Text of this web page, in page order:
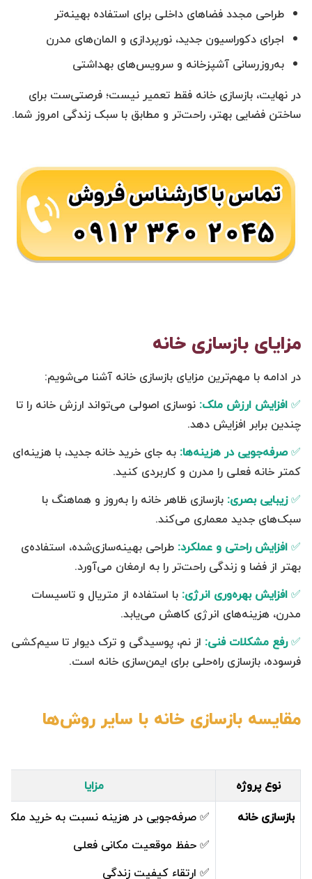
طراحی مجدد فضاهای داخلی برای استفاده بهینه‌تر
اجرای دکوراسیون جدید، نورپردازی و المان‌های مدرن
به‌روزرسانی آشپزخانه و سرویس‌های بهداشتی
در نهایت، بازسازی خانه فقط تعمیر نیست؛ فرصتی‌ست برای
ساختن فضایی بهتر، راحت‌تر و مطابق با سبک زندگی امروز شما.
مزایای بازسازی خانه
در ادامه با مهم‌ترین مزایای بازسازی خانه آشنا می‌شویم:
✅افزایش ارزش ملک: نوسازی اصولی می‌تواند ارزش خانه را تا
چندین برابر افزایش دهد.
✅صرفه‌جویی در هزینه‌ها: به جای خرید خانه جدید، با هزینه‌ای
کمتر خانه فعلی را مدرن و کاربردی کنید.
✅زیبایی بصری: بازسازی ظاهر خانه را به‌روز و هماهنگ با
سبک‌های جدید معماری می‌کند.
✅افزایش راحتی و عملکرد: طراحی بهینه‌سازی‌شده، استفاده‌ی
بهتر از فضا و زندگی راحت‌تر را به ارمغان می‌آورد.
✅افزایش بهره‌وری انرژی: با استفاده از متریال و تاسیسات
مدرن، هزینه‌های انرژی کاهش می‌یابد.
✅رفع مشکلات فنی: از نم، پوسیدگی و ترک دیوار تا سیم‌کشی
فرسوده، بازسازی راه‌حلی برای ایمن‌سازی خانه است.
مقایسه بازسازی خانه با سایر روش‌ها
نوع پروژه
مزایا
بازسازی خانه
✅ صرفه‌جویی در هزینه نسبت به خرید ملک
✅ حفظ موقعیت مکانی فعلی
✅ ارتقاء کیفیت زندگی